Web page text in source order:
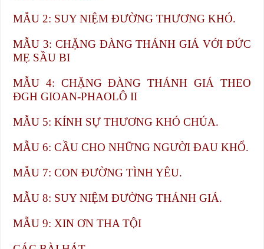
MẪU 2: SUY NIỆM ĐƯỜNG THƯƠNG KHÓ.
MẪU 3: CHẶNG ĐÀNG THÁNH GIÁ VỚI ĐỨC
MẸ SẦU BI
MẪU 4: CHẶNG ĐÀNG THÁNH GIÁ THEO
ĐGH GIOAN-PHAOLÔ II
MẪU 5: KÍNH SỰ THƯƠNG KHÓ CHÚA.
MẪU 6: CẦU CHO NHỮNG NGƯỜI ĐAU KHỔ.
MẪU 7: CON ĐƯỜNG TÌNH YÊU.
MẪU 8: SUY NIỆM ĐƯỜNG THÁNH GIÁ.
MẪU 9: XIN ƠN THA TỘI